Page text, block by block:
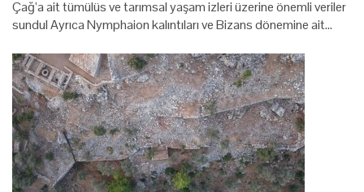
Çağ’a ait tümülüs ve tarımsal yaşam izleri üzerine önemli veriler
sundul Ayrıca Nymphaion kalıntıları ve Bizans dönemine ait…